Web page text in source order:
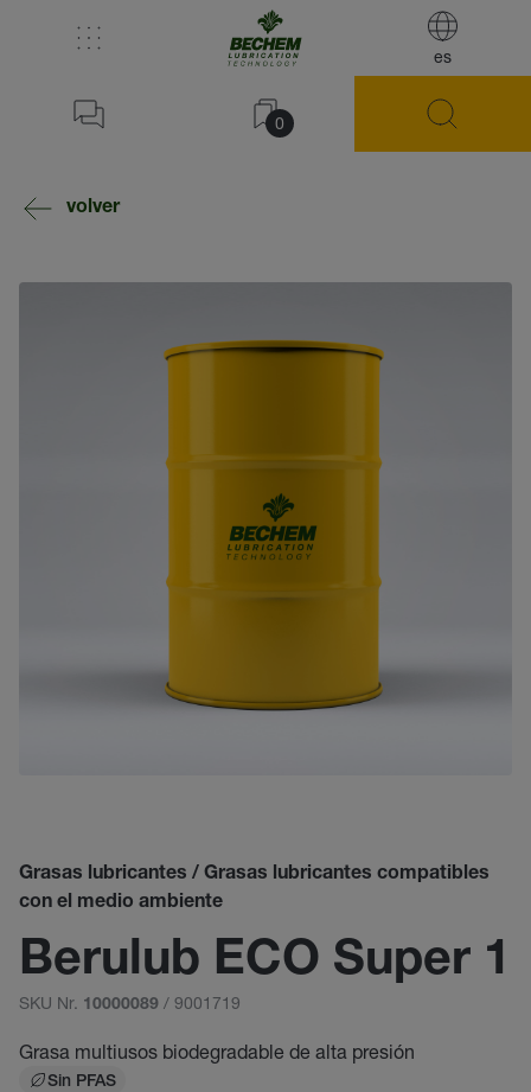
es
0
volver
Grasas lubricantes / Grasas lubricantes compatibles
con el medio ambiente
Berulub ECO Super 1
SKU Nr. 10000089 / 9001719
Grasa multiusos biodegradable de alta presión
Sin PFAS